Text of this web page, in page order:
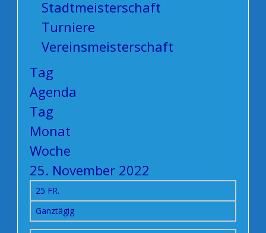
Stadtmeisterschaft
Turniere
Vereinsmeisterschaft
Tag
Agenda
Tag
Monat
Woche
25. November 2022
25 FR.
Ganztägig